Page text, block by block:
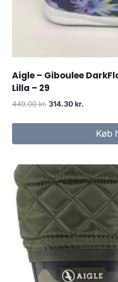
Aigle – Giboulee
Lilla – 29
449.00kr. Den
314.30 kr.
Køb